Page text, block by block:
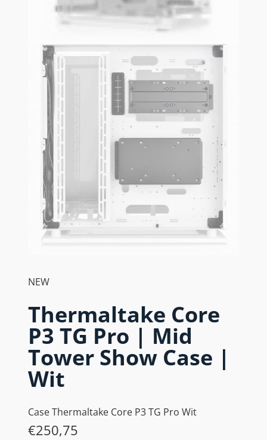
NEW
Thermaltake Core
P3 TG Pro | Mid
Tower Show Case |
Wit
Case Thermaltake Core P3 TG Pro Wit
€250,75